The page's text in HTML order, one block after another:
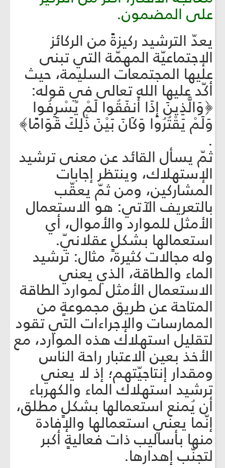
على المضمون.
يعدّ الترشيد ركيزةً من الركائز
الإجتماعيّة المهمّة التي تبنى
عليها المجتمعات السليمة، حيث
أكّد عليها الله تعالى في قوله:
﴿وَالَّذِينَ إِذَا أَنفَقُوا لَمْ يُسْرِفُوا
وَلَمْ يَقْتُرُوا وَكَانَ بَيْنَ ذَٰلِكَ قَوَامًا﴾
.
ثمّ يسأل القائد عن معنى ترشيد
الإستهلاك، وينتظر إجابات
المشاركين، ومن ثمّ يعقّب
بالتعريف الآتي: هو الاستعمال
الأمثل للموارد والأموال، أي
استعمالها بشكلٍ عقلانيّ.
وله مجالات كثيرة، مثال: ترشيد
الماء والطاقة، الذي يعني
الاستعمال الأمثل لموارد الطاقة
المتاحة عن طريق مجموعةٍ من
الممارسات والإجراءات التي تقود
لتقليل استهلاك هذه الموارد، مع
الأخذ بعين الاعتبار راحة الناس
ومقدار إنتاجيّتهم؛ إذ لا يعني
ترشيد استهلاك الماء والكهرباء
أن يُمنع استعمالها بشكلٍ مطلق،
إنّما يعني استعمالها والإفادة
منها بأساليب ذات فعاليةٍ أكبر
لتجنّب إهدارها.